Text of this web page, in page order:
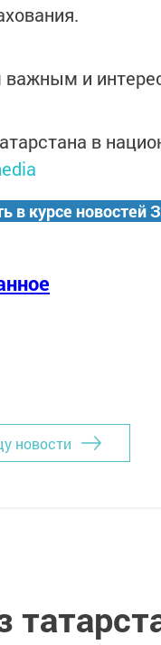
важным и
в
в курсе новостей
новости